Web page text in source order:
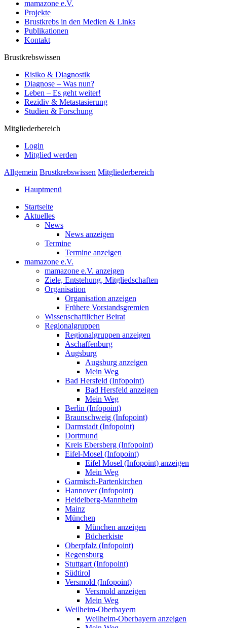
mamazone e.V.
Projekte
Brustkrebs in den Medien & Links
Publikationen
Kontakt
Brustkrebswissen
Risiko & Diagnostik
Diagnose – Was nun?
Leben – Es geht weiter!
Rezidiv & Metastasierung
Studien & Forschung
Mitgliederbereich
Login
Mitglied werden
Allgemein Brustkrebswissen Mitgliederbereich
Hauptmenü
Startseite
Aktuelles
News
News anzeigen
Termine
Termine anzeigen
mamazone e.V.
mamazone e.V. anzeigen
Ziele, Entstehung, Mitgliedschaften
Organisation
Organisation anzeigen
Frühere Vorstandsgremien
Wissenschaftlicher Beirat
Regionalgruppen
Regionalgruppen anzeigen
Aschaffenburg
Augsburg
Augsburg anzeigen
Mein Weg
Bad Hersfeld (Infopoint)
Bad Hersfeld anzeigen
Mein Weg
Berlin (Infopoint)
Braunschweig (Infopoint)
Darmstadt (Infopoint)
Dortmund
Kreis Ebersberg (Infopoint)
Eifel-Mosel (Infopoint)
Eifel Mosel (Infopoint) anzeigen
Mein Weg
Garmisch-Partenkirchen
Hannover (Infopoint)
Heidelberg-Mannheim
Mainz
München
München anzeigen
Bücherkiste
Oberpfalz (Infopoint)
Regensburg
Stuttgart (Infopoint)
Südtirol
Versmold (Infopoint)
Versmold anzeigen
Mein Weg
Weilheim-Oberbayern
Weilheim-Oberbayern anzeigen